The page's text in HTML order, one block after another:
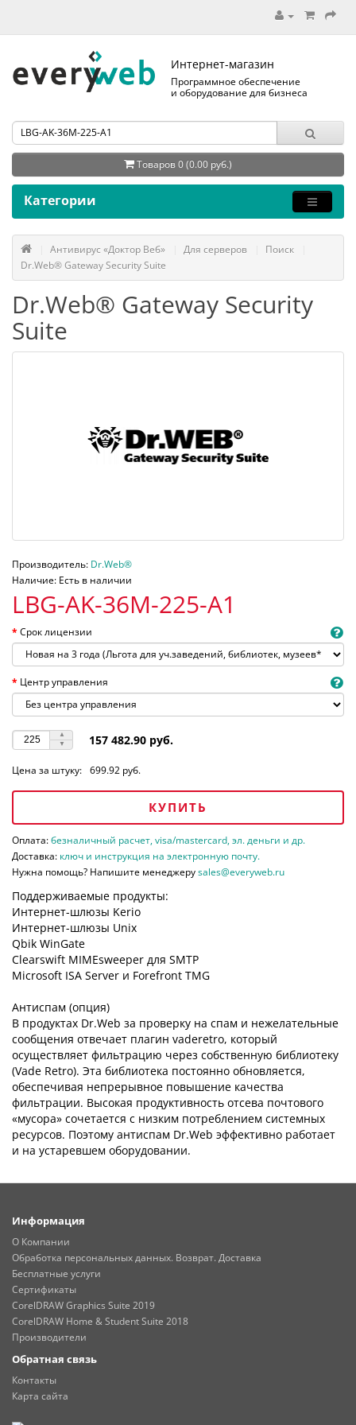
Интернет-магазин
Программное обеспечение
и оборудование для бизнеса
Товаров 0 (0.00 руб.)
Категории
Антивирус «Доктор Веб» Для серверов
Поиск
Dr.Web® Gateway Security Suite
Dr.Web® Gateway Security
Suite
Производитель: Dr.Web®
Наличие: Есть в наличии
LBG-AK-36M-225-A1
Срок лицензии
Центр управления
157 482.90 руб.
Цена за штуку: 699.92 руб.
КУПИТЬ
Оплата:безналичный расчет, visa/mastercard, эл. деньги и др.
Доставка: ключ и инструкция на электронную почту.
Нужна помощь? Напишите менеджеруsales@everyweb.ru
Поддерживаемые продукты:
Интернет-шлюзы Kerio
Интернет-шлюзы Unix
Qbik WinGate
Clearswift MIMEsweeper для SMTP
Microsoft ISA Server и Forefront TMG
Антиспам (опция)
В продуктах Dr.Web за проверку на спам и нежелательные
сообщения отвечает плагин vaderetro, который
осуществляет фильтрацию через собственную библиотеку
(Vade Retro). Эта библиотека постоянно обновляется,
обеспечивая непрерывное повышение качества
фильтрации. Высокая продуктивность отсева почтового
«мусора» сочетается с низким потреблением системных
ресурсов. Поэтому антиспам Dr.Web эффективно работает
и на устаревшем оборудовании.
Информация
О Компании
Обработка персональных данных. Возврат. Доставка
Бесплатные услуги
Сертификаты
CorelDRAW Graphics Suite 2019
CorelDRAW Home & Student Suite 2018
Производители
Обратная связь
Контакты
Карта сайта